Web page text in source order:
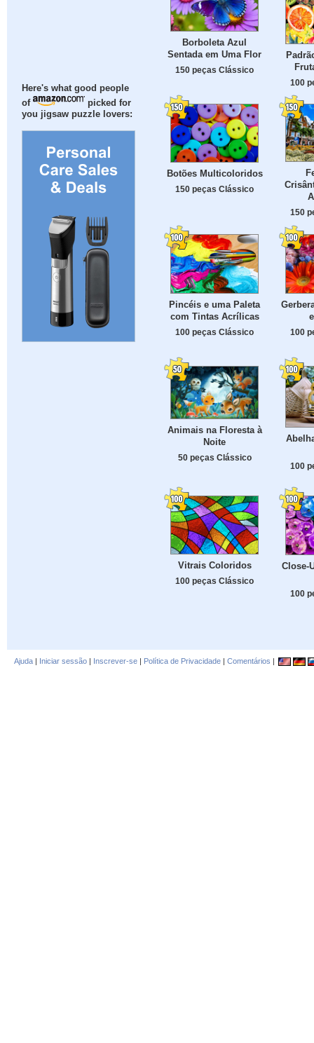
Here's what good people
of
picked for
you jigsaw puzzle lovers:
Borboleta Azul
Sentada em Uma Flor
150 peças Clássico
100
Botões Multicoloridos
150 peças Clássico
150
Pincéis e uma Paleta
com Tintas Acrílicas
100 peças Clássico 100
Animais na Floresta à
Noite
50 peças Clássico
100
Vitrais Coloridos
100 peças Clássico
Close-
100
Ajuda | Iniciar sessão | Inscrever-se | Política de Privacidade | Comentários |